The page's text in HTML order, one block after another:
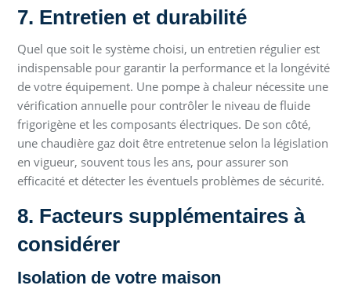
7. Entretien et durabilité
Quel que soit le système choisi, un entretien régulier est
indispensable pour garantir la performance et la longévité
de votre équipement. Une pompe à chaleur nécessite une
vérification annuelle pour contrôler le niveau de fluide
frigorigène et les composants électriques. De son côté,
une chaudière gaz doit être entretenue selon la législation
en vigueur, souvent tous les ans, pour assurer son
efficacité et détecter les éventuels problèmes de sécurité.
8. Facteurs supplémentaires à
considérer
Isolation de votre maison